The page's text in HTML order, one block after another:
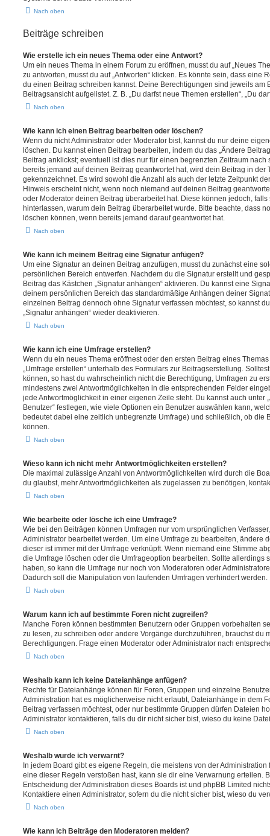
Nach oben
Beiträge schreiben
Wie erstelle ich ein neues Thema oder eine Antwort?
Um ein neues Thema in einem Forum zu eröffnen, musst du auf „Neues
zu antworten, musst du auf „Antworten“ klicken. Es könnte sein, dass eine
du einen Beitrag schreiben kannst. Deine Berechtigungen sind jeweils am
Beitragsansicht aufgelistet. Z. B. „Du darfst neue Themen erstellen“, „Du
Nach oben
Wie kann ich einen Beitrag bearbeiten oder löschen?
Wenn du nicht Administrator oder Moderator bist, kannst du nur deine
löschen. Du kannst einen Beitrag bearbeiten, indem du das „Ändere
Beitrag anklickst; eventuell ist dies nur für einen begrenzten Zeitraum
bereits jemand auf deinen Beitrag geantwortet hat, wird dein Beitrag in der
gekennzeichnet. Es wird sowohl die Anzahl als auch der letzte Zeitpunkt
Hinweis erscheint nicht, wenn noch niemand auf deinen Beitrag
oder Moderator deinen Beitrag überarbeitet hat. Diese können jedoch,
hinterlassen, warum dein Beitrag überarbeitet wurde. Bitte beachte, dass
löschen können, wenn bereits jemand darauf geantwortet hat.
Nach oben
Wie kann ich meinem Beitrag eine Signatur anfügen?
Um eine Signatur an deinen Beitrag anzufügen, musst du zunächst eine
persönlichen Bereich entwerfen. Nachdem du die Signatur erstellt und
Beitrag das Kästchen „Signatur anhängen“ aktivieren. Du kannst eine
deinem persönlichen Bereich das standardmäßige Anhängen deiner
einzelnen Beitrag dennoch ohne Signatur verfassen möchtest, so kannst
„Signatur anhängen“ wieder deaktivieren.
Nach oben
Wie kann ich eine Umfrage erstellen?
Wenn du ein neues Thema eröffnest oder den ersten Beitrag eines
„Umfrage erstellen“ unterhalb des Formulars zur Beitragserstellung.
können, so hast du wahrscheinlich nicht die Berechtigung, Umfragen zu
mindestens zwei Antwortmöglichkeiten in die entsprechenden Felder
jede Antwortmöglichkeit in einer eigenen Zeile steht. Du kannst auch unter
Benutzer“ festlegen, wie viele Optionen ein Benutzer auswählen kann,
bedeutet dabei eine zeitlich unbegrenzte Umfrage) und schließlich, ob die
können.
Nach oben
Wieso kann ich nicht mehr Antwortmöglichkeiten erstellen?
Die maximal zulässige Anzahl von Antwortmöglichkeiten wird durch die
du glaubst, mehr Antwortmöglichkeiten als zugelassen zu benötigen,
Nach oben
Wie bearbeite oder lösche ich eine Umfrage?
Wie bei den Beiträgen können Umfragen nur vom ursprünglichen
Administrator bearbeitet werden. Um eine Umfrage zu bearbeiten, ändere
dieser ist immer mit der Umfrage verknüpft. Wenn niemand eine Stimme
die Umfrage löschen oder die Umfrageoption bearbeiten. Sollte allerdings
haben, so kann die Umfrage nur noch von Moderatoren oder
Dadurch soll die Manipulation von laufenden Umfragen verhindert werden.
Nach oben
Warum kann ich auf bestimmte Foren nicht zugreifen?
Manche Foren können bestimmten Benutzern oder Gruppen vorbehalten
zu lesen, zu schreiben oder andere Vorgänge durchzuführen, brauchst du
Berechtigungen. Frage einen Moderator oder Administrator nach
Nach oben
Weshalb kann ich keine Dateianhänge anfügen?
Rechte für Dateianhänge können für Foren, Gruppen und einzelne
Administration hat es möglicherweise nicht erlaubt, Dateianhänge in dem
Beitrag verfassen möchtest, oder nur bestimmte Gruppen dürfen Dateien
Administrator kontaktieren, falls du dir nicht sicher bist, wieso du keine
Nach oben
Weshalb wurde ich verwarnt?
In jedem Board gibt es eigene Regeln, die meistens von der
eine dieser Regeln verstoßen hast, kann sie dir eine Verwarnung erteilen.
Entscheidung der Administration dieses Boards ist und phpBB Limited
Kontaktiere einen Administrator, sofern du die nicht sicher bist, wieso du
Nach oben
Wie kann ich Beiträge den Moderatoren melden?